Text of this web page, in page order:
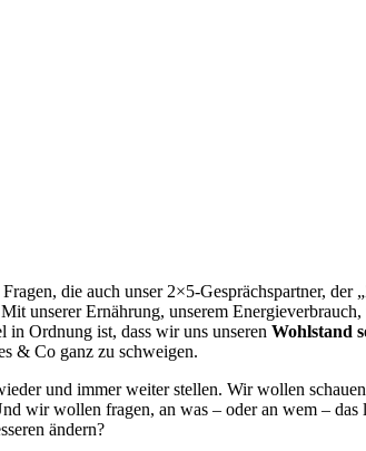
die auch unser 2×5-Gesprächspartner,
unserer Ernährung, unserem
in Ordnung ist, dass wir uns unseren Wohlstand
& Co ganz zu schweigen.
und immer weiter stellen. Wir wollen
wir wollen fragen, an was – oder an wem –
ändern?